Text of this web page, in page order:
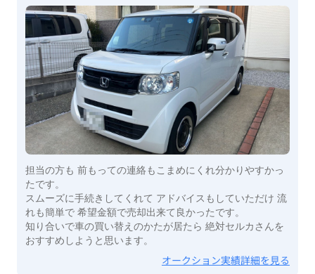
担当の方も 前もっての連絡もこまめにくれ分かりやすかっ
たです。
スムーズに手続きしてくれて アドバイスもしていただけ 流
れも簡単で 希望金額で売却出来て良かったです。
知り合いで車の買い替えのかたが居たら 絶対セルカさんを
おすすめしようと思います。
オークション実績詳細を見る